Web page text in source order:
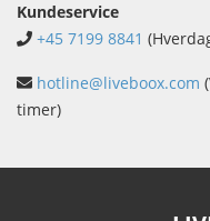
Kundeservice
+45 7199 8841
hotline@liveboox.com
timer)